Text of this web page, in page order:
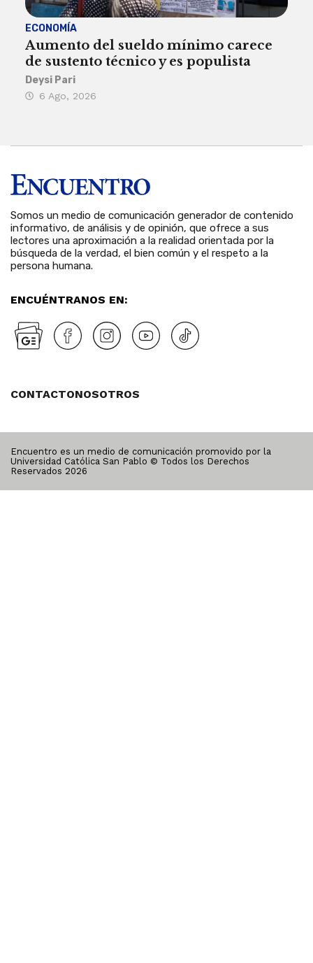
ECONOMÍA
Aumento del sueldo mínimo carece
de sustento técnico y es populista
Deysi Pari
6 Ago, 2026
Somos un medio de comunicación generador de contenido
informativo, de análisis y de opinión, que ofrece a sus
lectores una aproximación a la realidad orientada por la
búsqueda de la verdad, el bien común y el respeto a la
persona humana.
ENCUÉNTRANOS EN:
CONTACTONOSOTROS
Encuentro es un medio de comunicación promovido por la
Universidad Católica San Pablo © Todos los Derechos
Reservados 2026